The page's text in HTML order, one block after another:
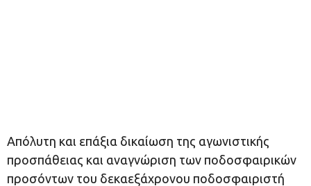
Απόλυτη και επάξια δικαίωση της αγωνιστικής
προσπάθειας και αναγνώριση των ποδοσφαιρικών
προσόντων του δεκαεξάχρονου ποδοσφαιριστή